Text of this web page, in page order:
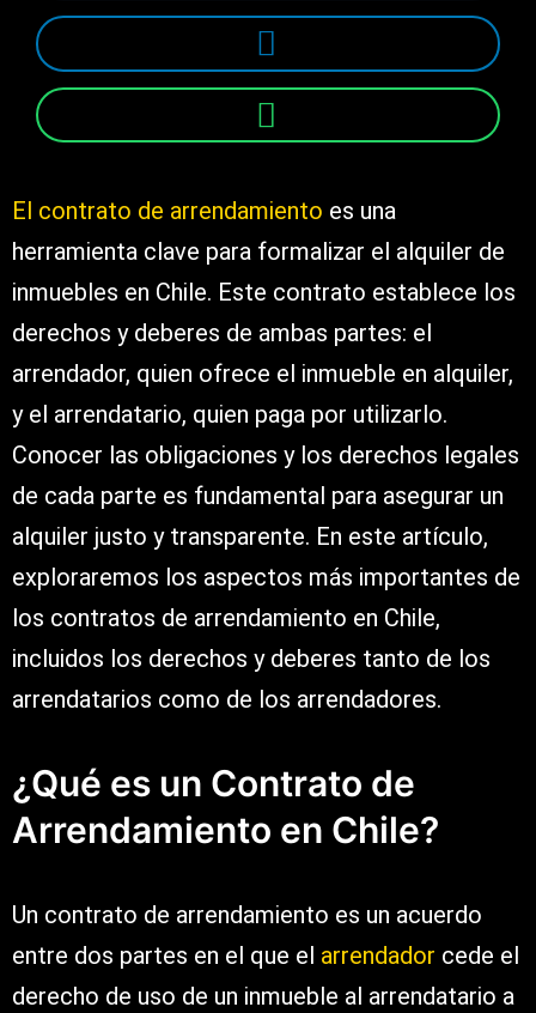
El contrato de arrendamiento es una
herramienta clave para formalizar el alquiler de
inmuebles en Chile. Este contrato establece los
derechos y deberes de ambas partes: el
arrendador, quien ofrece el inmueble en alquiler,
y el arrendatario, quien paga por utilizarlo.
Conocer las obligaciones y los derechos legales
de cada parte es fundamental para asegurar un
alquiler justo y transparente. En este artículo,
exploraremos los aspectos más importantes de
los contratos de arrendamiento en Chile,
incluidos los derechos y deberes tanto de los
arrendatarios como de los arrendadores.
¿Qué es un Contrato de
Arrendamiento en Chile?
Un contrato de arrendamiento es un acuerdo
entre dos partes en el que el arrendador cede el
derecho de uso de un inmueble al arrendatario a